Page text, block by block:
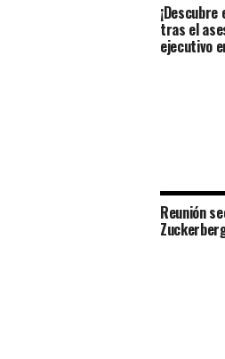
tras el
ejecutivo
Reunión